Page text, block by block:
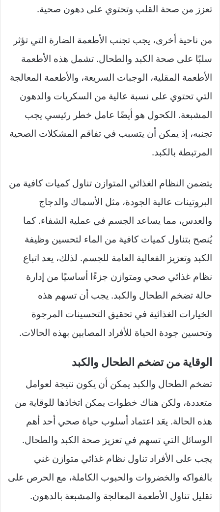
تعزز من صحة القلب وتحتوي على دهون صحية.
من ناحية أخرى، يجب تجنب الأطعمة الضارة التي تؤثر
سلبًا على صحة الكبد والطحال. تشمل هذه الأطعمة
الأطعمة المقلية، الوجبات السريعة، والأطعمة المعالجة
التي تحتوي على نسبة عالية من السكريات والدهون
المشبعة. الكحول هو أيضًا عامل خطر رئيسي يجب
تجنبه، إذ يمكن أن يتسبب في تفاقم المشكلات الصحية
المرتبطة بالكبد.
يتضمن النظام الغذائي المتوازن تناول كميات كافية من
البروتينات عالية الجودة، مثل الأسماك والدجاج
والعدس، مما يساعد الجسم في عملية الشفاء. كما
يُنصح بتناول كميات كافية من الماء لتحسين وظيفة
الكبد وتعزيز الفعالية العامة للجسم. لذلك، يعد اتباع
نظام غذائي صحي ومتوازن جزءًا أساسيًا من إدارة
حالة تضخم الطحال والكبد. يجب أن تسهم هذه
الخيارات الغذائية في تحقيق التحسينات المرجوة
وتحسين جودة الحياة للأفراد المصابين بهذه الحالات.
الوقاية من تضخم الطحال والكبد
تضخم الطحال والكبد يمكن أن يكون نتيجة لعوامل
متعددة، ولكن هناك خطوات يمكن اتخاذها للوقاية من
هذه الحالة. يعَد اعتماد أسلوب حياة صحي أحد أهم
الوسائل التي تسهم في تعزيز صحة الكبد والطحال.
يجب على الأفراد تناول نظام غذائي متوازن غني
بالفواكه والخضروات والحبوب الكاملة، مع الحرص على
تقليل تناول الأطعمة المعالجة والمشبعة بالدهون.